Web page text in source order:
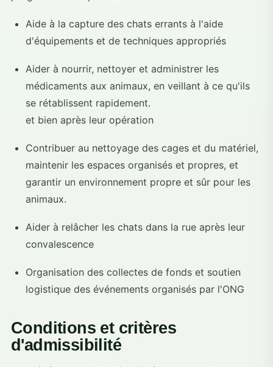
Aide à la capture des chats errants à l'aide
d'équipements et de techniques appropriés
Aider à nourrir, nettoyer et administrer les
médicaments aux animaux, en veillant à ce qu'ils
se rétablissent rapidement.
et bien après leur opération
Contribuer au nettoyage des cages et du matériel,
maintenir les espaces organisés et propres, et
garantir un environnement propre et sûr pour les
animaux.
Aider à relâcher les chats dans la rue après leur
convalescence
Organisation des collectes de fonds et soutien
logistique des événements organisés par l'ONG
Conditions et critères
d'admissibilité